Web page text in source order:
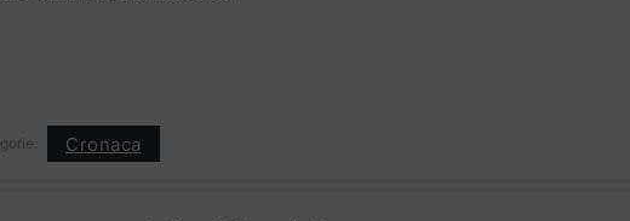
Cronaca